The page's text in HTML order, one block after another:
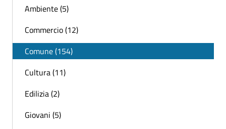
Ambiente (5)
Commercio (12)
Comune (154)
Cultura (11)
Edilizia (2)
Giovani (5)